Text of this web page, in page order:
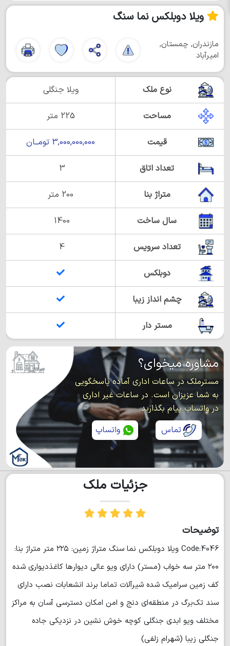
ویلا دوبلکس نما سنگ
مازندران, چمستان,
امیرآباد
نوع ملک ویلا جنگلی
مساحت 225 متر
قیمت 3,000,000,000 تومــان
تعداد اتاق 3
متراژ بنا 200 متر
سال ساخت 1400
تعداد سرویس 4
دوبلکس
چشم انداز زیبا
مستر دار
مشاوره میخوای؟
مسترملک در ساعات اداری آماده پاسخگویی
به شما عزیزان است. در ساعات غیر اداری
در واتساپ پیام بگذارید.
تماس
واتساپ
جزئیات ملک
توضیحات
Code:4046 ویلا دوبلکس نما سنگ متراژ زمین: ۲۲۵ متر متراژ بنا:
۲۰۰ متر سه خواب (مستر) دارای ویو عالی دیوارها کاغذ‌دیواری شده
کف زمین سرامیک شده شیرآلات تماما برند انشعابات نصب دارای
سند تک‌برگ در منطقه‌ای دنج و امن امکان دسترسی آسان به مراکز
مختلف ویو ابدی جنگلی کوچه خوش نشین در نزدیکی جاده
جنگلی زیبا (شهرام زلفی)